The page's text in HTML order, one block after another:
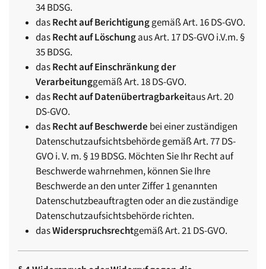
34 BDSG.
dasRecht auf Berichtigunggemäß Art. 16 DS-GVO.
dasRecht auf Löschungaus Art. 17 DS-GVO i.V.m. §
35 BDSG.
dasRecht auf Einschränkung der
Verarbeitunggemäß Art. 18 DS-GVO.
dasRecht auf Datenübertragbarkeitaus Art. 20
DS-GVO.
dasRecht auf Beschwerde bei einer zuständigen
Datenschutzaufsichtsbehörde gemäß Art. 77 DS-
GVO i. V. m. § 19 BDSG. Möchten Sie Ihr Recht auf
Beschwerde wahrnehmen, können Sie Ihre
Beschwerde an den unter Ziffer 1 genannten
Datenschutzbeauftragten oder an die zuständige
Datenschutzaufsichtsbehörde richten.
dasWiderspruchsrechtgemäß Art. 21 DS-GVO.